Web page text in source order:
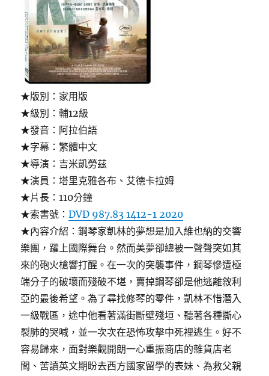
★版別：家用版
★級別：輔12級
★發音：阿拉伯語
★字幕：繁體中文
★導演：吉米凱勞茲
★演員：塔里克雅各布、艾德卡拉姆
★片長：110分鐘
★索書號：DVD 987.83 1412-1 2020
★內容介紹：鋼琴家凱林的夢想是加入維也納的交響
樂團，躍上國際舞台。然而美夢卻總被一聲聲突如其
來的砲火槍響打醒。在一次的突襲事件，鋼琴慘遭極
端分子的破壞而殘破不堪，賣掉鋼琴卻是他逃離敘利
亞的最後希望。為了尋找修琴的零件，凱林不惜潛入
一級戰區，途中他看著滿街斷壁殘垣、聽著各種撕心
裂肺的哭喊，並一次次在恐怖攻擊中死裡逃生。好不
容易歸來，面對樂觀開朗一心重振商店的雜貨店老
闆、苦讀英文期盼去西方國家留學的表妹、為救父親